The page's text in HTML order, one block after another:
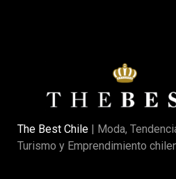
The Best Chile | Moda,
Turismo y Emprendimiento